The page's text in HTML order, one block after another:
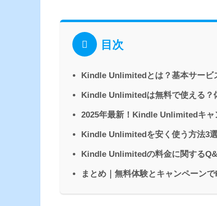
目次
Kindle Unlimitedとは？基本サービ
Kindle Unlimitedは無料で使える？
2025年最新！Kindle Unlimitedキャ
Kindle Unlimitedを安く使う方法3選
Kindle Unlimitedの料金に関する
まとめ｜無料体験とキャンペーン